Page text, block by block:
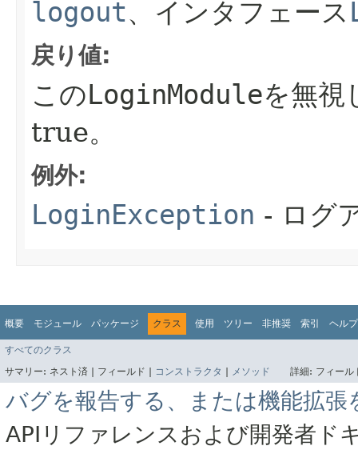
logout、インタフェース
戻り値:
このLoginModuleを無視
true。
例外:
LoginException - ログ
概要 モジュール パッケージ クラス 使用 ツリー 非推奨 索引 ヘルプ
すべてのクラス
サマリー: ネスト済 | フィールド | コンストラクタ メソッド 詳細: フィー
バグを報告する、または機能拡張
APIリファレンスおよび開発者ド